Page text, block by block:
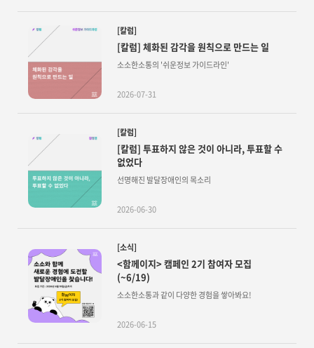
[칼럼]
[칼럼] 체화된 감각을 원칙으로 만드는 일
소소한소통의 '쉬운정보 가이드라인'
2026-07-31
[칼럼]
[칼럼] 투표하지 않은 것이 아니라, 투표할 수
없었다
선명해진 발달장애인의 목소리
2026-06-30
[소식]
<함께이지> 캠페인 2기 참여자 모집
(~6/19)
소소한소통과 같이 다양한 경험을 쌓아봐요!
2026-06-15